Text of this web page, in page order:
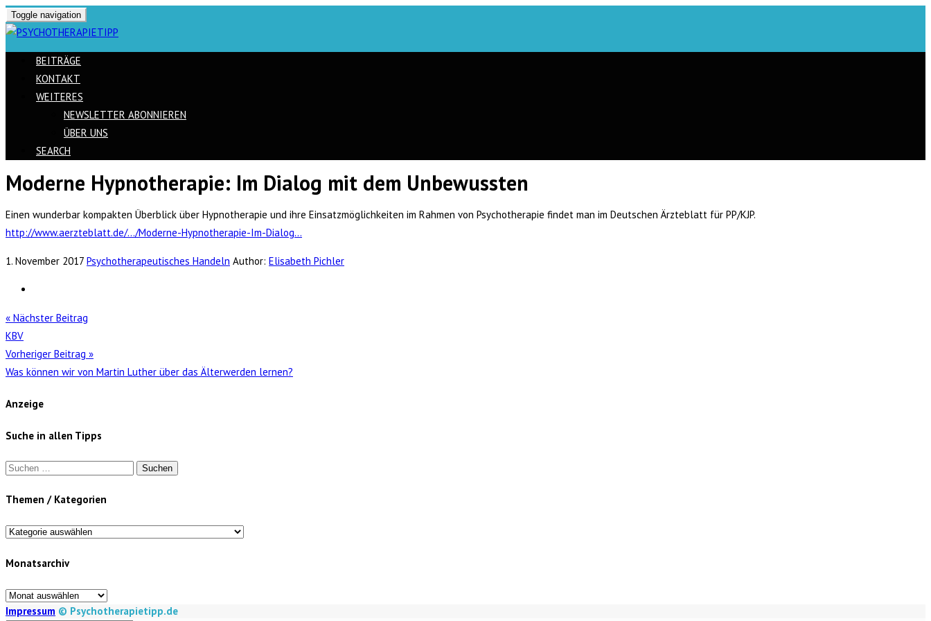
Toggle navigation
BEITRÄGE
KONTAKT
WEITERES
NEWSLETTER ABONNIEREN
ÜBER UNS
SEARCH
Skip
content
Moderne Hypnotherapie: Im Dialog mit dem Unbewussten
Einen wunderbar kompakten Überblick über Hypnotherapie und ihre Einsatzmöglichkeiten im Rahmen von Psychotherapie findet man im Deutschen Ärzteblatt für PP/KJP.
http://www.aerzteblatt.de/…/Moderne-Hypnotherapie-Im-Dialog…
1. November 2017 Psychotherapeutisches Handeln Author: Elisabeth Pichler
« Nächster Beitrag
KBV
Vorheriger Beitrag »
Was können wir von Martin Luther über das Älterwerden lernen?
Anzeige
Suche in allen Tipps
Suchen
Themen / Kategorien
Themen
Kategorien
Monatsarchiv
Monatsarchiv
Impressum © Psychotherapietipp.de